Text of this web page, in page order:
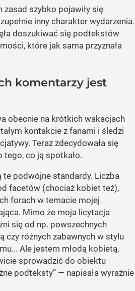
szybko pojawiły się
inny charakter wydarzenia.
doszukiwać się podtekstów
które jak sama przyznała
komentarzy jest
obecnie na krótkich wakacjach
kontakcie z fanami i śledzi
Teraz zdecydowała się
tego, co ją spotkało.
te podwójne standardy. Liczba
facetów (chociaż kobiet też),
forach w temacie mojej
Mimo że moja licytacja
się od np. powszechnych
czy różnych zabawnych w stylu
Ale jestem młodą kobietą,
sprowadzić do obiektu
podteksty” — napisała wyraźnie